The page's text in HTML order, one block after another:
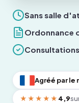
Sans salle
Ordonnance
Agréé par le
★★★★★ 4,9